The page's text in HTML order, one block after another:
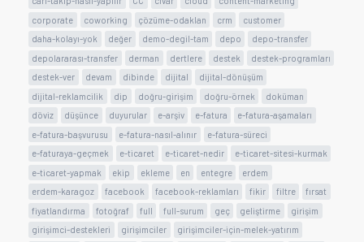
corporate
coworking çözüme-odaklan crm
customer
daha-kolayı-yok
değer demo-degil-tam depo
depo-transfer
depolararası-transfer
derman dertlere destek
destek-programları
destek-ver
devam dibinde dijital
dijital-dönüşüm
dijital-reklamcilik
dip doğru-girişim doğru-örnek
doküman
döviz
düşünce duyurular e-arşiv e-fatura
e-fatura-aşamaları
e-fatura-başvurusu
e-fatura-nasıl-alınır
e-fatura-süreci
e-faturaya-geçmek
e-ticaret e-ticaret-nedir
e-ticaret-sitesi-kurmak
e-ticaret-yapmak
ekip ekleme en entegre
erdem
erdem-karagoz
facebook facebook-reklamları fikir filtre
fırsat
fiyatlandırma
fotoğraf full full-surum geç geliştirme
girişim
girişimci-destekleri
girişimciler
girişimciler-için-melek-yatırım